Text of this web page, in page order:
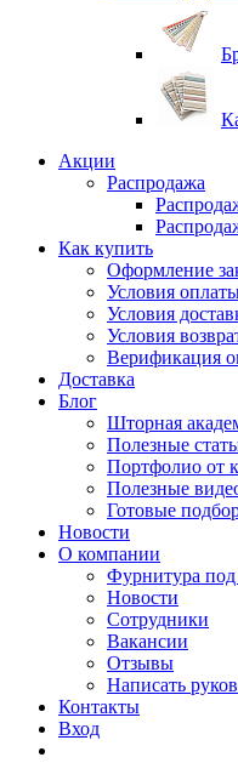
Акции
Распродажа
Как купить
Оформление
Условия
Условия
Условия
Верификация
Доставка
Блог
Шторная
Полезные
Портфолио от
Полезные
Готовые
Новости
О компании
Фурнитура под
Новости
Сотрудники
Вакансии
Отзывы
Написать
Контакты
Вход